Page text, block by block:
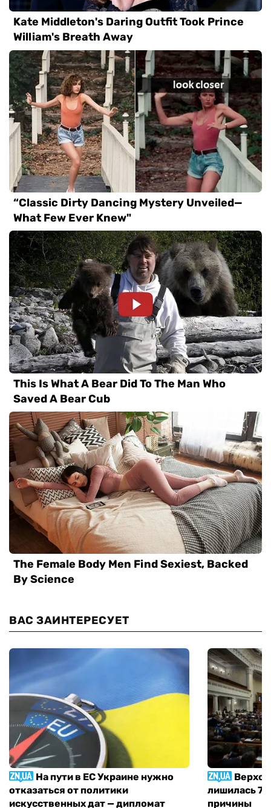
ВАС ЗАИНТЕРЕСУЕТ
На пути в ЕС Украине нужно
отказаться от политики
искусственных дат — дипломат
лишилась 71
причины